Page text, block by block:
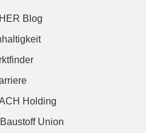
Blog
Holding
Union